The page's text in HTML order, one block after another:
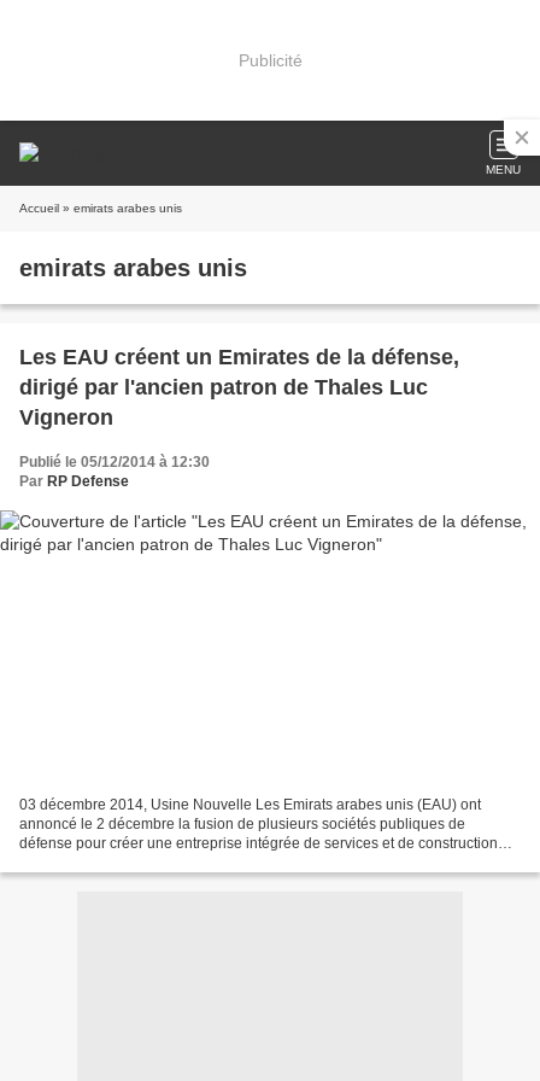
Publicité
MENU
Accueil » emirats arabes unis
emirats arabes unis
Les EAU créent un Emirates de la défense,
dirigé par l'ancien patron de Thales Luc
Vigneron
Publié le 05/12/2014 à 12:30
Par RP Defense
03 décembre 2014, Usine Nouvelle Les Emirats arabes unis (EAU) ont
annoncé le 2 décembre la fusion de plusieurs sociétés publiques de
défense pour créer une entreprise intégrée de services et de construction